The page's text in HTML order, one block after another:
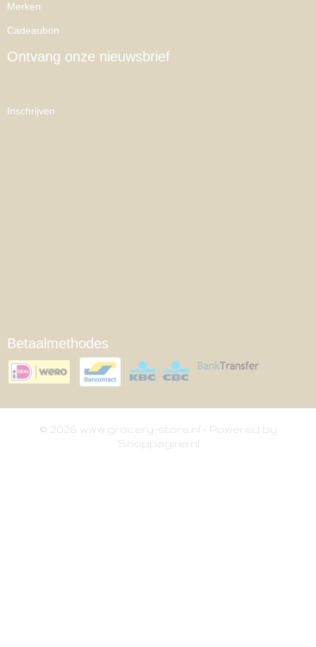
Merken
Cadeaubon
Ontvang onze nieuwsbrief
Inschrijven
Betaalmethodes
© 2026 www.grocery-store.nl - Powered by
Shoppagina.nl